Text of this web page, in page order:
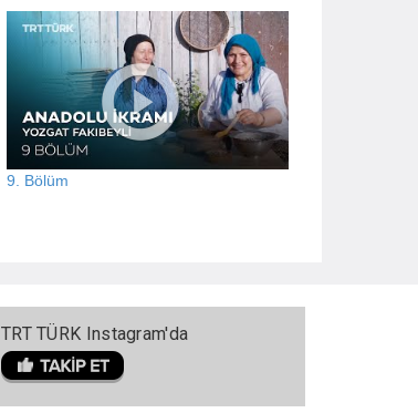
9. Bölüm
TRT TÜRK Instagram'da